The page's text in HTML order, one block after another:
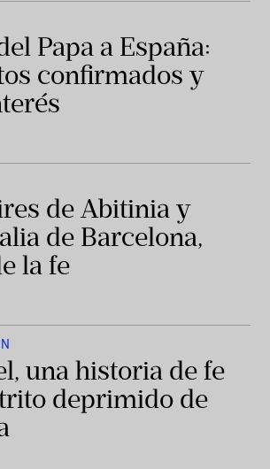
Papa a España:
confirmados y
de Abitinia y
de Barcelona,
la fe
una historia de fe
deprimido de